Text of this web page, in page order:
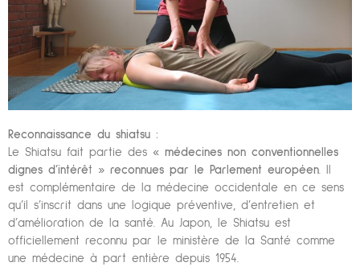
Reconnaissance du shiatsu :
Le Shiatsu fait partie des « médecines non conventionnelles
dignes d’intérêt » reconnues par le Parlement européen. Il
est complémentaire de la médecine occidentale en ce sens
qu’il s’inscrit dans une logique préventive, d’entretien et
d’amélioration de la santé. Au Japon, le Shiatsu est
officiellement reconnu par le ministère de la Santé comme
une médecine à part entière depuis 1954.